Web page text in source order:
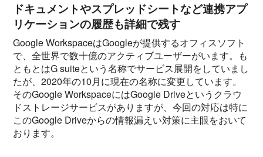
ドキュメントやスプレッドシートなど連携アプ
リケーションの履歴も詳細で残す
Google WorkspaceはGoogleが提供するオフィスソフト
で、全世界で数十億のアクティブユーザーがいます。も
ともとはG suiteという名称でサービス展開をしていまし
たが、2020年の10月に現在の名称に変更しています。
そのGoogle WorkspaceにはGoogle Driveというクラウ
ドストレージサービスがありますが、今回の対応は特に
このGoogle Driveからの情報漏えい対策に主眼をおいて
おります。